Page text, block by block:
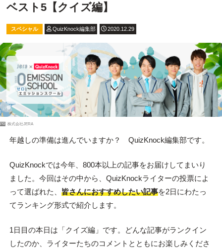
ベスト5【クイズ編】
スペシャル QuizKnock編集部 2020.12.29
PR 株式会社JERA
年越しの準備は進んでいますか？ QuizKnock編集部です。
QuizKnockでは今年、800本以上の記事をお届けしてまいり
ました。今回はその中から、QuizKnockライターの投票によ
って選ばれた、 皆さんにおすすめしたい記事を2日にわたっ
てランキング形式で紹介します。
1日目の本日は「クイズ編」です。どんな記事がランクイン
したのか、ライターたちのコメントとともにお楽しみくださ